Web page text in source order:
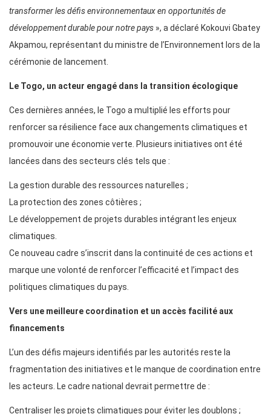
transformer les défis environnementaux en opportunités de
développement durable pour notre pays », a déclaré Kokouvi Gbatey
Akpamou, représentant du ministre de l’Environnement lors de la
cérémonie de lancement.
Le Togo, un acteur engagé dans la transition écologique
Ces dernières années, le Togo a multiplié les efforts pour
renforcer sa résilience face aux changements climatiques et
promouvoir une économie verte. Plusieurs initiatives ont été
lancées dans des secteurs clés tels que :
La gestion durable des ressources naturelles ;
La protection des zones côtières ;
Le développement de projets durables intégrant les enjeux
climatiques.
Ce nouveau cadre s’inscrit dans la continuité de ces actions et
marque une volonté de renforcer l’efficacité et l’impact des
politiques climatiques du pays.
Vers une meilleure coordination et un accès facilité aux
financements
L’un des défis majeurs identifiés par les autorités reste la
fragmentation des initiatives et le manque de coordination entre
les acteurs. Le cadre national devrait permettre de :
Centraliser les projets climatiques pour éviter les doublons ;